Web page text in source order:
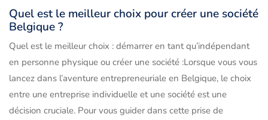
Quel est le meilleur choix pour créer une société
Belgique ?
Quel est le meilleur choix : démarrer en tant qu’indépendant
en personne physique ou créer une société :Lorsque vous vous
lancez dans l’aventure entrepreneuriale en Belgique, le choix
entre une entreprise individuelle et une société est une
décision cruciale. Pour vous guider dans cette prise de